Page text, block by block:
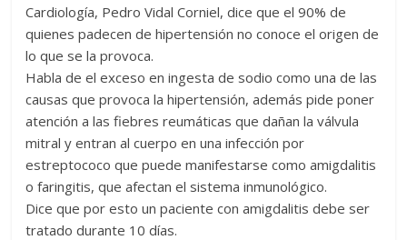
Cardiología, Pedro Vidal Corniel, dice que el 90% de
quienes padecen de hipertensión no conoce el origen de
lo que se la provoca.
Habla de el exceso en ingesta de sodio como una de las
causas que provoca la hipertensión, además pide poner
atención a las fiebres reumáticas que dañan la válvula
mitral y entran al cuerpo en una infección por
estreptococo que puede manifestarse como amigdalitis
o faringitis, que afectan el sistema inmunológico.
Dice que por esto un paciente con amigdalitis debe ser
tratado durante 10 días.